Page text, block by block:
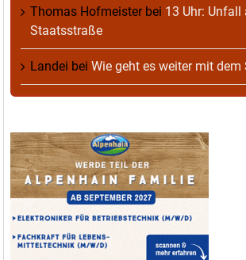
Thomas Hofmeisterbei 13 Uhr: Unfall
Staatsstraße
Landei bei Wie geht es weiter mit dem